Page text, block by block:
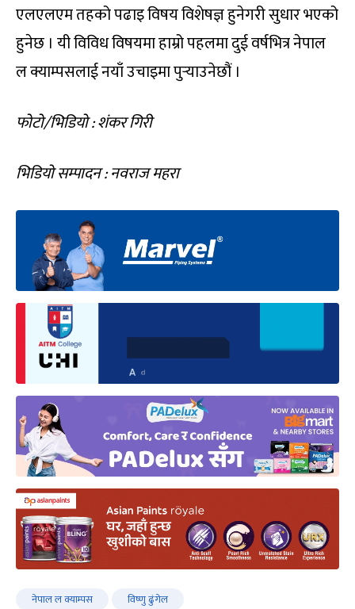
एलएलएम तहको पढाइ विषय विशेषज्ञ हुनेगरी सुधार भएको
हुनेछ । यी विविध विषयमा हाम्रो पहलमा दुई वर्षभित्र नेपाल
ल क्याम्पसलाई नयाँ उचाइमा पुर्‍याउनेछौं ।
फोटो/भिडियो : शंकर गिरी
भिडियो सम्पादन : नवराज महरा
नेपाल ल क्याम्पस विष्णु ढुंगेल